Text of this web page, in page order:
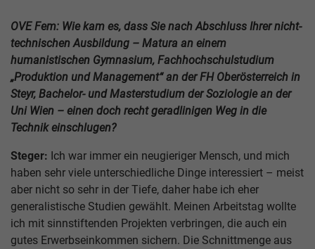
OVE Fem: Wie kam es, dass Sie nach Abschluss Ihrer nicht-
technischen Ausbildung – Matura an einem
humanistischen Gymnasium, Fachhochschulstudium
„Produktion und Management“ an der FH Oberösterreich in
Steyr, Bachelor- und Masterstudium der Soziologie an der
Uni Wien – einen doch recht geradlinigen Weg in die
Technik einschlugen?
Steger: Ich war immer ein neugieriger Mensch, und mich
haben sehr viele unterschiedliche Dinge interessiert – meist
aber nicht so sehr in der Tiefe, daher habe ich eher
generalistische Studien gewählt. Meinen Arbeitstag wollte
ich mit sinnstiftenden Projekten verbringen, die auch ein
gutes Erwerbseinkommen sichern. Die Schnittmenge aus